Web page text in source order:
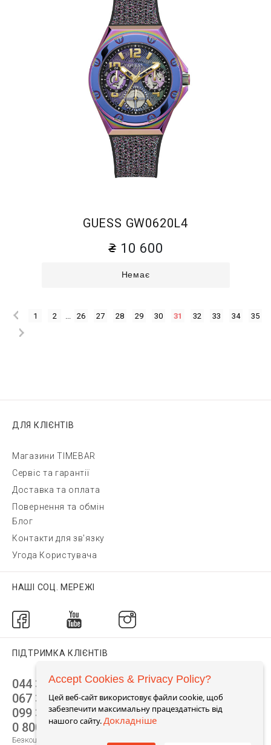
GUESS GW0620L4
10 600
Немає
1 2 26 27 28 29 30 31 32 33 34 35
ДЛЯ КЛІЄНТІВ
Магазини TIMEBAR
Сервіс та гарантії
Доставка та оплата
Повернення та обмін
Блог
Контакти для зв'язку
Угода Користувача
НАШІ СОЦ. МЕРЕЖІ
ПІДТРИМКА КЛІЄНТІВ
044 392 44 45
067 344 14 44 (viber)
099 399 23 80
0 800 305 805
Безкоштовно по Україні
Accept Cookies & Privacy Policy?
Цей веб-сайт використовує файли cookie, щоб
забезпечити максимальну працездатність від
нашого сайту.Докладніше